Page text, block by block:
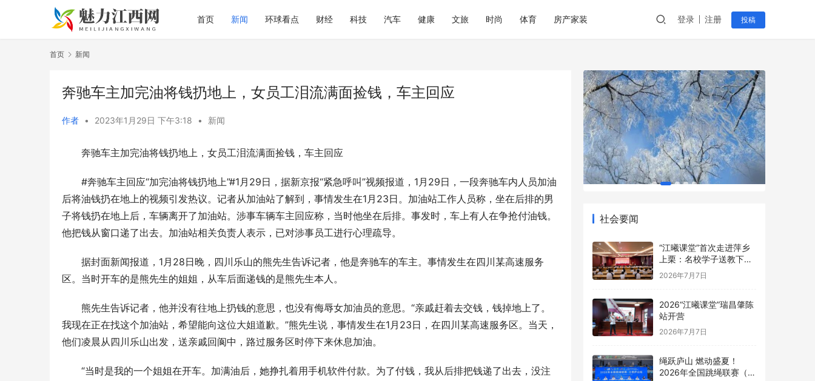
首页 新闻 环球看点 财经 科技 汽车 健康 文旅 时尚 体育 房产家装 登录 注册 投稿
首页 新闻
奔驰车主加完油将钱扔地上，女员工泪流满面捡钱，车主回应
作者 • 2023年1月29日 下午3:18 • 新闻
奔驰车主加完油将钱扔地上，女员工泪流满面捡钱，车主回应
#奔驰车主回应“加完油将钱扔地上”#1月29日，据新京报“紧急呼叫”视频报道，1月29日，一段奔驰车内人员加油
后将油钱扔在地上的视频引发热议。记者从加油站了解到，事情发生在1月23日。加油站工作人员称，坐在后排的男
子将钱扔在地上后，车辆离开了加油站。涉事车辆车主回应称，当时他坐在后排。事发时，车上有人在争抢付油钱。
他把钱从窗口递了出去。加油站相关负责人表示，已对涉事员工进行心理疏导。
据封面新闻报道，1月28日晚，四川乐山的熊先生告诉记者，他是奔驰车的车主。事情发生在四川某高速服务
区。当时开车的是熊先生的姐姐，从车后面递钱的是熊先生本人。
熊先生告诉记者，他并没有往地上扔钱的意思，也没有侮辱女加油员的意思。“亲戚赶着去交钱，钱掉地上了。
我现在正在找这个加油站，希望能向这位大姐道歉。”熊先生说，事情发生在1月23日，在四川某高速服务区。当天，
他们凌晨从四川乐山出发，送亲戚回阆中，路过服务区时停下来休息加油。
“当时是我的一个姐姐在开车。加满油后，她挣扎着用手机软件付款。为了付钱，我从后排把钱递了出去，没注
点亮乡村少年暑期梦
2026年7月7日
2026年7月7日
西庐山站）盛大开幕
2026年6月7日